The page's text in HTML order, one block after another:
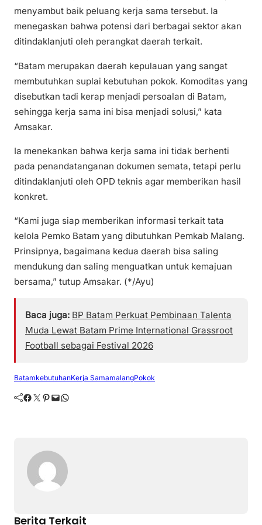
menyambut baik peluang kerja sama tersebut. Ia
menegaskan bahwa potensi dari berbagai sektor akan
ditindaklanjuti oleh perangkat daerah terkait.
“Batam merupakan daerah kepulauan yang sangat
membutuhkan suplai kebutuhan pokok. Komoditas yang
disebutkan tadi kerap menjadi persoalan di Batam,
sehingga kerja sama ini bisa menjadi solusi,” kata
Amsakar.
Ia menekankan bahwa kerja sama ini tidak berhenti
pada penandatanganan dokumen semata, tetapi perlu
ditindaklanjuti oleh OPD teknis agar memberikan hasil
konkret.
“Kami juga siap memberikan informasi terkait tata
kelola Pemko Batam yang dibutuhkan Pemkab Malang.
Prinsipnya, bagaimana kedua daerah bisa saling
mendukung dan saling menguatkan untuk kemajuan
bersama,” tutup Amsakar. (*/Ayu)
Baca juga: BP Batam Perkuat Pembinaan Talenta
Muda Lewat Batam Prime International Grassroot
Football sebagai Festival 2026
BatamkebutuhanKerja SamamalangPokok
Facebook Twitter Pinterest Mail WhatsApp
Berita Terkait